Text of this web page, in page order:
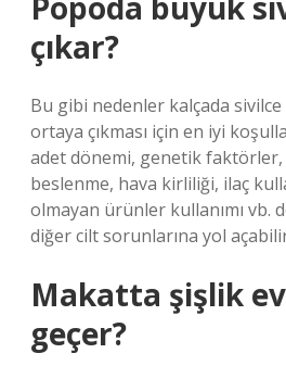
çıkar?
Bu gibi nedenler kalçada
ortaya çıkması için en iyi
adet dönemi, genetik faktörler,
beslenme, hava kirliliği, ilaç
olmayan ürünler kullanımı vb.
diğer cilt sorunlarına yol
Makatta şişlik
geçer?